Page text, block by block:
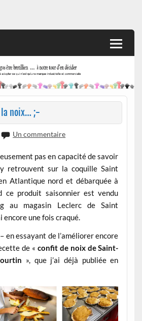
la noix… ;-
Un commentaire
pas en capacité de savoir
retrouvent sur la coquille Saint
Atlantique nord et débarquée à
ce produit saisonnier est vendu
au magasin Leclerc de Saint
encore une fois craqué.
en essayant de l’améliorer encore
de « confit de noix de Saint-
», que j’ai déjà publiée en